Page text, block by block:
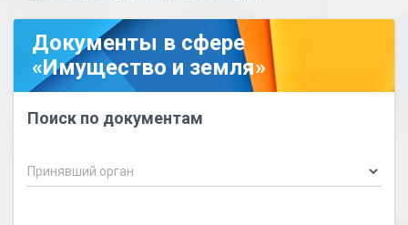
Документы в сфере
«Имущество и земля»
Поиск по документам
Принявший орган